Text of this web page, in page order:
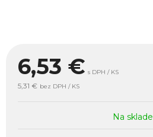
6,53 € s DPH / KS
5,31 € bez DPH / KS
Na sklade